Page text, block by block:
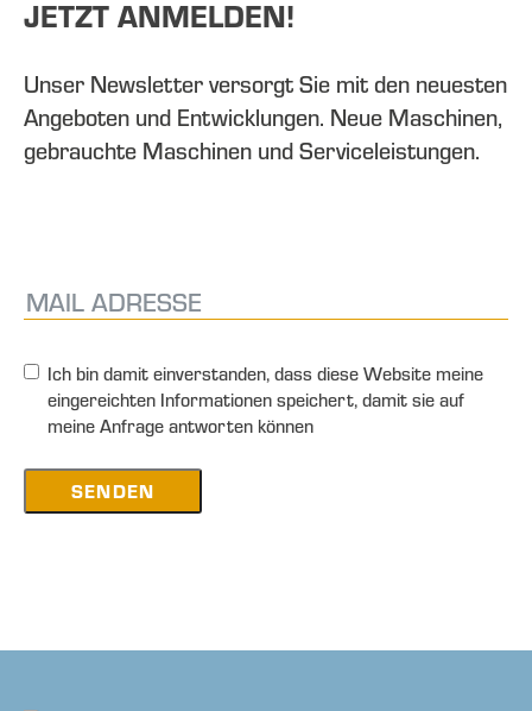
JETZT ANMELDEN!
Unser Newsletter versorgt Sie mit den neuesten
Angeboten und Entwicklungen. Neue Maschinen,
gebrauchte Maschinen und Serviceleistungen.
Ich bin damit einverstanden, dass diese Website meine
eingereichten Informationen speichert, damit sie auf
meine Anfrage antworten können
SENDEN